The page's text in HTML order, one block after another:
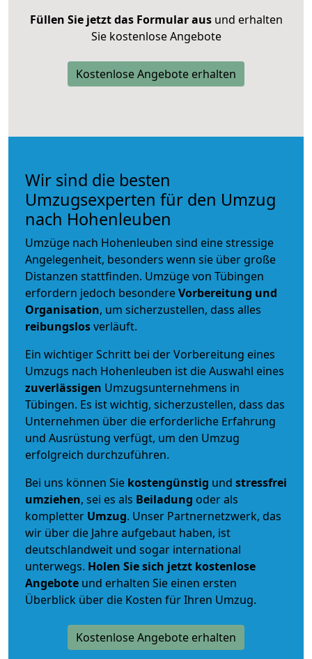
Füllen Sie jetzt das Formular ausund erhalten
Sie kostenlose Angebote
Kostenlose Angebote erhalten
Wir sind die besten
Umzugsexperten für den Umzug
nach Hohenleuben
Umzüge nach Hohenleuben sind eine stressige
Angelegenheit, besonders wenn sie über große
Distanzen stattfinden. Umzüge von Tübingen
erfordern jedoch besondereVorbereitung und
Organisation, um sicherzustellen, dass alles
reibungslosverläuft.
Ein wichtiger Schritt bei der Vorbereitung eines
Umzugs nach Hohenleuben ist die Auswahl eines
zuverlässigen Umzugsunternehmens in
Tübingen. Es ist wichtig, sicherzustellen, dass das
Unternehmen über die erforderliche Erfahrung
und Ausrüstung verfügt, um den Umzug
erfolgreich durchzuführen.
Bei uns können Sie kostengünstig und stressfrei
umziehen, sei es als Beiladung oder als
kompletter Umzug. Unser Partnernetzwerk, das
wir über die Jahre aufgebaut haben, ist
deutschlandweit und sogar international
unterwegs. Holen Sie sich jetzt kostenlose
Angebote und erhalten Sie einen ersten
Überblick über die Kosten für Ihren Umzug.
Kostenlose Angebote erhalten